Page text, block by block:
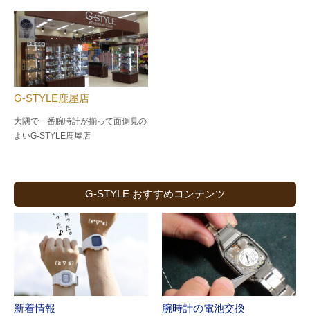
G-STYLE鹿屋店
大隅で一番腕時計が揃って面倒見の
よいG-STYLE鹿屋店
G-STYLE おすすめコンテンツ
新着情報 腕時計の電池交換